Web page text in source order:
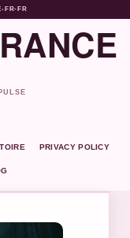
• FR-FR
PRIVACY POLICY